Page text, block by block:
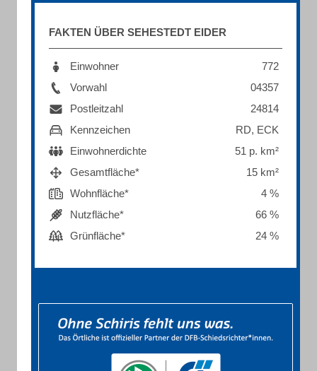
FAKTEN ÜBER SEHESTEDT EIDER
Einwohner
772
Vorwahl
04357
Postleitzahl
24814
Kennzeichen
RD, ECK
Einwohnerdichte
51 p. km²
Gesamtfläche*
15 km²
Wohnfläche*
4 %
Nutzfläche*
66 %
Grünfläche*
24 %